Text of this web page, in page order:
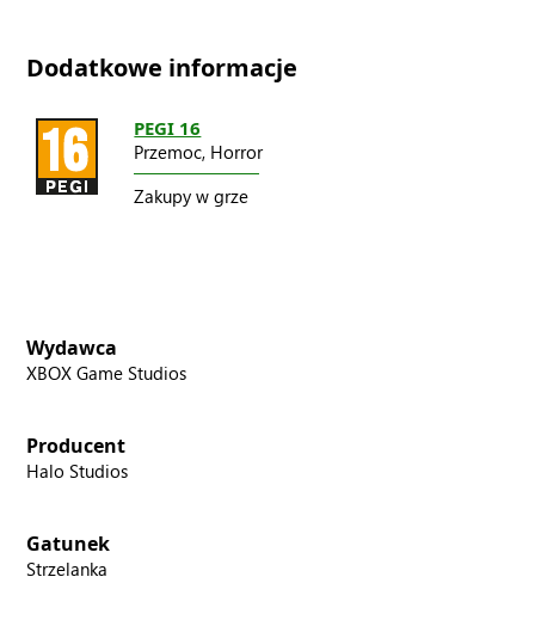
Dodatkowe informacje
PEGI 16
Przemoc, Horror
Zakupy w grze
Wydawca
XBOX Game Studios
Producent
Halo Studios
Gatunek
Strzelanka